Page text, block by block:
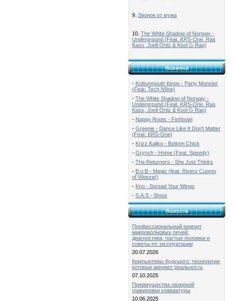
9. Звонок от мужа
10. The White Shadow of Norway -
Underground (Feat. KRS-One, Ras
Kass, Joell Ortiz & Kool G Rap)
Новинки
- Kottonmouth Kings - Party Monster
(Feat. Tech N9ne)
- The White Shadow of Norway -
Underground (Feat. KRS-One, Ras
Kass, Joell Ortiz & Kool G Rap)
- Nappy Roots - Fishbowl
- Greenie - Dance Like It Don't Matter
(Feat. KRS-One)
- Krizz Kaliko - Bottom Chick
- Grynch - Home (Feat. Speedy)
- The Returners - She Just Thinks
- B.o.B - Magic (feat. Rivers Cuomo
of Weezer)
- Kno - Spread Your Wings
- S.A.S - Shout
Новости
Профессиональный ремонт
микроволновых печей:
диагностика, частые поломки и
советы по эксплуатации
20.07.2026
Компьютеры будущего: технологии,
которые меняют реальность
07.10.2025
Преимущества лазерной
гравировки клавиатуры
10.06.2025